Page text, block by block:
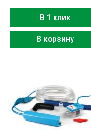
В 1 клик
В корзину